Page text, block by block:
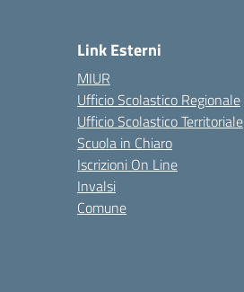
Link Esterni
MIUR
Ufficio Scolastico Regionale
Ufficio Scolastico Territoriale
Scuola in Chiaro
Iscrizioni On Line
Invalsi
Comune